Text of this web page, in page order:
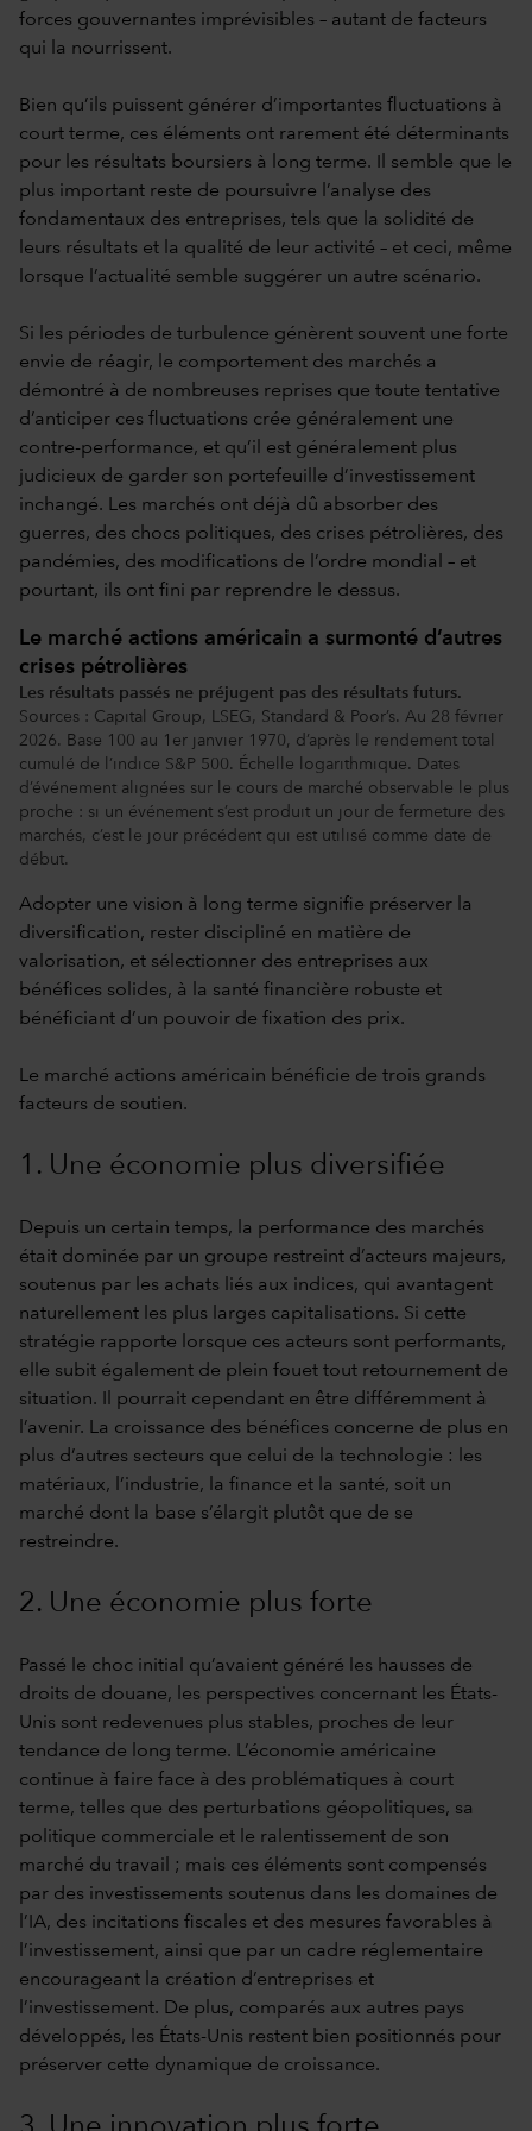
forces gouvernantes imprévisibles – autant de facteurs
qui la nourrissent.
Bien qu’ils puissent générer d’importantes fluctuations à
court terme, ces éléments ont rarement été déterminants
pour les résultats boursiers à long terme. Il semble que le
plus important reste de poursuivre l’analyse des
fondamentaux des entreprises, tels que la solidité de
leurs résultats et la qualité de leur activité – et ceci, même
lorsque l’actualité semble suggérer un autre scénario.
Si les périodes de turbulence génèrent souvent une forte
envie de réagir, le comportement des marchés a
démontré à de nombreuses reprises que toute tentative
d’anticiper ces fluctuations crée généralement une
contre-performance, et qu’il est généralement plus
judicieux de garder son portefeuille d’investissement
inchangé. Les marchés ont déjà dû absorber des
guerres, des chocs politiques, des crises pétrolières, des
pandémies, des modifications de l’ordre mondial – et
pourtant, ils ont fini par reprendre le dessus.
Le marché actions américain a surmonté d’autres
crises pétrolières
Les résultats passés ne préjugent pas des résultats futurs.
Sources : Capital Group, LSEG, Standard & Poor’s. Au 28 février
2026. Base 100 au 1er janvier 1970, d’après le rendement total
cumulé de l’indice S&P 500. Échelle logarithmique. Dates
d’événement alignées sur le cours de marché observable le plus
proche : si un événement s’est produit un jour de fermeture des
marchés, c’est le jour précédent qui est utilisé comme date de
début.
Adopter une vision à long terme signifie préserver la
diversification, rester discipliné en matière de
valorisation, et sélectionner des entreprises aux
bénéfices solides, à la santé financière robuste et
bénéficiant d’un pouvoir de fixation des prix.
Le marché actions américain bénéficie de trois grands
facteurs de soutien.
1. Une économie plus diversifiée
Depuis un certain temps, la performance des marchés
était dominée par un groupe restreint d’acteurs majeurs,
soutenus par les achats liés aux indices, qui avantagent
naturellement les plus larges capitalisations. Si cette
stratégie rapporte lorsque ces acteurs sont performants,
elle subit également de plein fouet tout retournement de
situation. Il pourrait cependant en être différemment à
l’avenir. La croissance des bénéfices concerne de plus en
plus d’autres secteurs que celui de la technologie : les
matériaux, l’industrie, la finance et la santé, soit un
marché dont la base s’élargit plutôt que de se
restreindre.
2. Une économie plus forte
Passé le choc initial qu’avaient généré les hausses de
droits de douane, les perspectives concernant les États-
Unis sont redevenues plus stables, proches de leur
tendance de long terme. L’économie américaine
continue à faire face à des problématiques à court
terme, telles que des perturbations géopolitiques, sa
politique commerciale et le ralentissement de son
marché du travail ; mais ces éléments sont compensés
par des investissements soutenus dans les domaines de
l’IA, des incitations fiscales et des mesures favorables à
l’investissement, ainsi que par un cadre réglementaire
encourageant la création d’entreprises et
l’investissement. De plus, comparés aux autres pays
développés, les États-Unis restent bien positionnés pour
préserver cette dynamique de croissance.